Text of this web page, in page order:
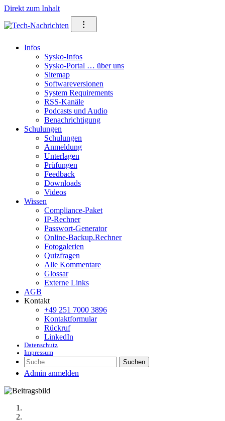
Direkt zum Inhalt
⁝
Infos
Sysko-Infos
Sysko-Portal … über uns
Sitemap
Softwareversionen
System Requirements
RSS-Kanäle
Podcasts und Audio
Benachrichtigung
Schulungen
Schulungen
Anmeldung
Unterlagen
Prüfungen
Feedback
Downloads
Videos
Wissen
Compliance-Paket
IP-Rechner
Passwort-Generator
Online-Backup.Rechner
Fotogalerien
Quizfragen
Alle Kommentare
Glossar
Externe Links
AGB
Kontakt
+49 251 7000 3896
Kontaktformular
Rückruf
LinkedIn
Datenschutz
Impressum
Suchen
Admin anmelden